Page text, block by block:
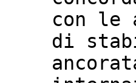
con le
di